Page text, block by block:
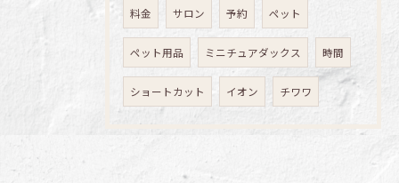
料金 サロン 予約 ペット
ペット用品 ミニチュアダックス 時間
ショートカット イオン チワワ